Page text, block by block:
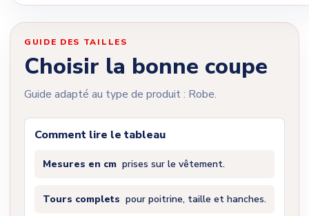
GUIDE DES TAILLES
Choisir la bonne coupe
Guide adapté au type de produit : Robe.
Comment lire le tableau
Mesures en cm prises sur le vêtement.
Tours complets pour poitrine, taille et hanches.